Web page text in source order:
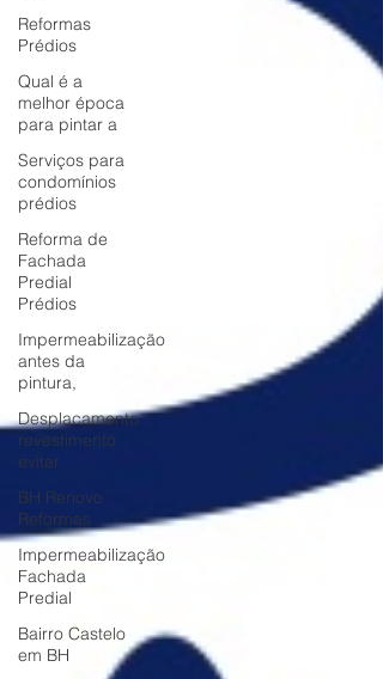
Reformas
Prédios
Qual é a
melhor época
para pintar a
Serviços para
condomínios
prédios
Reforma de
Fachada
Predial
Prédios
Impermeabilização
antes da
pintura,
Desplacamento
revestimento
evitar
BH Renovo
Reformas
Impermeabilização
Fachada
Predial
Bairro Castelo
em BH